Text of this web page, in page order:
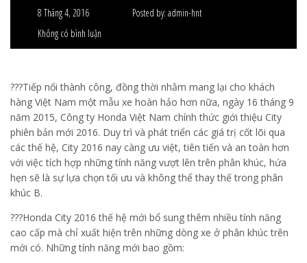
8 Tháng 4, 2016 Posted by: admin-hnt
Không có bình luận
???Tiếp nối thành công, đồng thời nhằm mang lại cho khách
hàng Việt Nam một mẫu xe hoàn hảo hơn nữa, ngày 16 tháng 9
năm 2015, Công ty Honda Việt Nam chính thức giới thiệu City
phiên bản mới 2016. Duy trì và phát triển các giá trị cốt lõi qua
các thế hệ, City 2016 nay càng ưu việt, tiên tiến và an toàn hơn
với việc tích hợp những tính năng vượt lên trên phân khúc, hứa
hẹn sẽ là sự lựa chọn tối ưu và không thể thay thế trong phân
khúc B.
???Honda City 2016 thế hệ mới bổ sung thêm nhiều tính năng
cao cấp mà chỉ xuất hiện trên những dòng xe ở phân khúc trên
mới có. Những tính năng mới bao gồm: